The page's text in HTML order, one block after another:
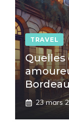
TRAVEL
Quelles
23 mars